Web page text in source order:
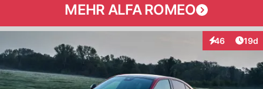
MEHR ALFA ROMEO
46
Interaktionen
19d